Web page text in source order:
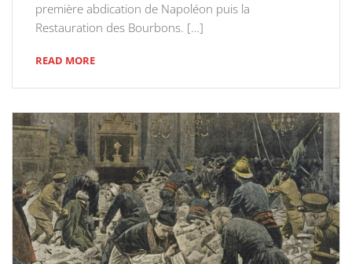
première abdication de Napoléon puis la
Restauration des Bourbons. […]
READ MORE